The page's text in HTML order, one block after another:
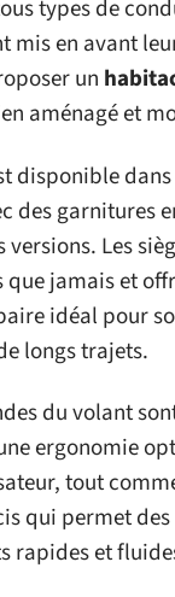
types de
mis en avant
un
aménagé et
disponible
des garnitures
versions. Les
jamais et
idéal pour
longs trajets.
du volant
ergonomie
tout
qui permet des
rapides et